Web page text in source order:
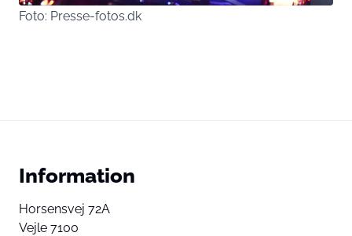
Foto: Presse-fotos.dk
Information
Horsensvej 72A
Vejle 7100